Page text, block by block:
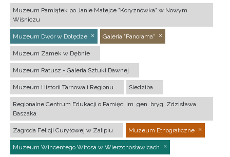
Muzeum Pamiątek po Janie Matejce "Koryznówka" w Nowym
Wiśniczu
Muzeum Dwór w Dołędze Galeria "Panorama"
Muzeum Zamek w Dębnie
Muzeum Ratusz - Galeria Sztuki Dawnej
Muzeum Historii Tarnowa i Regionu Siedziba
Regionalne Centrum Edukacji o Pamięci im. gen. bryg. Zdzisława
Baszaka
Zagroda Felicji Curyłowej w Zalipiu Muzeum Etnograficzne
Muzeum Wincentego Witosa w Wierzchosławicach